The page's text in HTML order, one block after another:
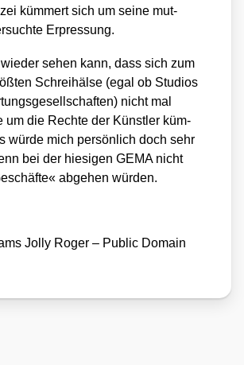
küm­mert sich um sei­ne mut­
Erpres­sung.
sehen kann, dass sich zum
Schrei­häl­se (egal ob Stu­di­os
nicht mal
um die Rech­te der Künst­ler küm­
wür­de mich per­sön­lich doch sehr
bei der hie­si­gen GEMA nicht
abge­hen wür­den.
Jol­ly Roger – Public Domain